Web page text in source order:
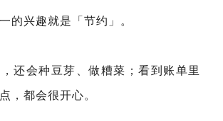
的兴趣就是「节约」。
还会种豆芽、做糟菜；看到账单里
，都会很开心。